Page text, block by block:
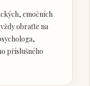
emočních
obraťte na
příslušného